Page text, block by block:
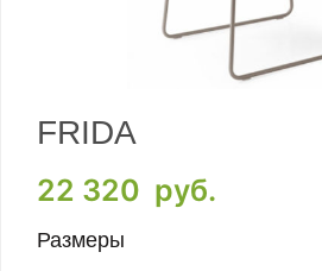
FRIDA
22 320 руб.
Размеры